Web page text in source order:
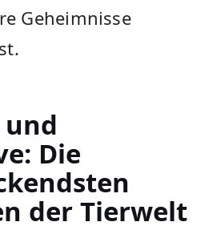
Geheimnisse
und
Die
der Tierwelt